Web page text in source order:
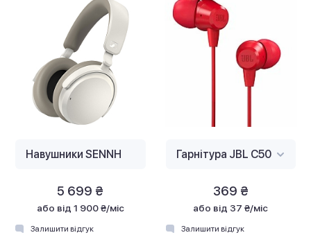
5 699 ₴
або від 1 900 ₴/міс
Залишити відгук
369 ₴
або від 37 ₴/міс
Залишити відгук